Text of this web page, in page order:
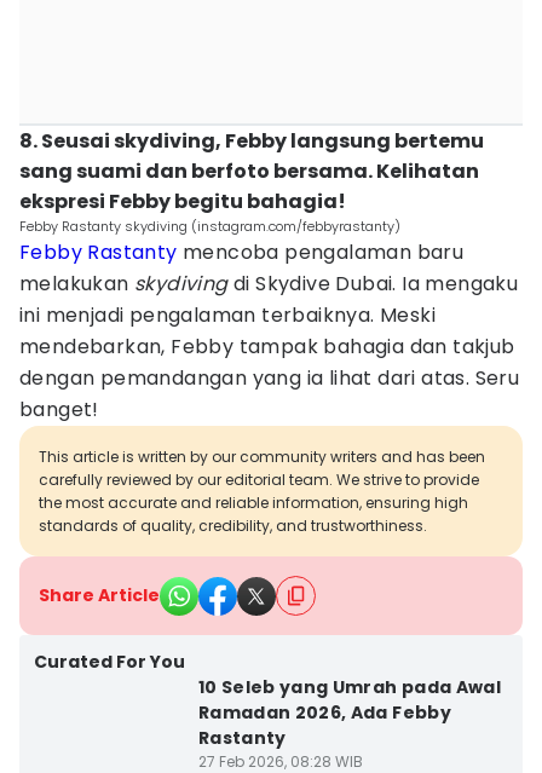
8. Seusai skydiving, Febby langsung bertemu
sang suami dan berfoto bersama. Kelihatan
ekspresi Febby begitu bahagia!
Febby Rastanty skydiving (instagram.com/febbyrastanty)
Febby Rastanty mencoba pengalaman baru
melakukan skydivingdi Skydive Dubai. Ia mengaku
ini menjadi pengalaman terbaiknya. Meski
mendebarkan, Febby tampak bahagia dan takjub
dengan pemandangan yang ia lihat dari atas. Seru
banget!
This article is written by our community writers and has been
carefully reviewed by our editorial team. We strive to provide
the most accurate and reliable information, ensuring high
standards of quality, credibility, and trustworthiness.
Share Article
Curated For You
10 Seleb yang Umrah pada Awal
Ramadan 2026, Ada Febby
Rastanty
27 Feb 2026, 08:28 WIB